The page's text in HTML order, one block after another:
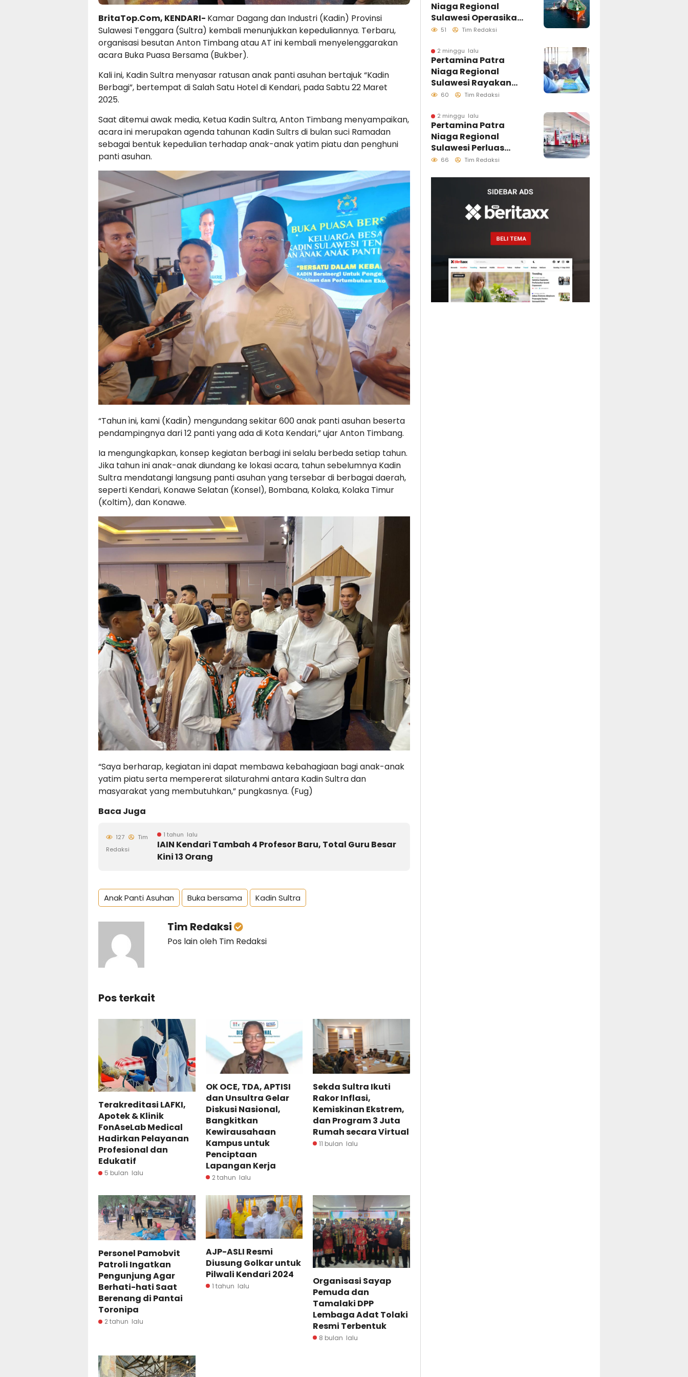
BritaTop.Com, KENDARI- Kamar Dagang dan Industri (Kadin) Provinsi
Sulawesi Tenggara (Sultra) kembali menunjukkan kepeduliannya. Terbaru,
organisasi besutan Anton Timbang atau AT ini kembali menyelenggarakan
acara Buka Puasa Bersama (Bukber).
Kali ini, Kadin Sultra menyasar ratusan anak panti asuhan bertajuk “Kadin
Berbagi”, bertempat di Salah Satu Hotel di Kendari, pada Sabtu 22 Maret
2025.
Saat ditemui awak media, Ketua Kadin Sultra, Anton Timbang menyampaikan,
acara ini merupakan agenda tahunan Kadin Sultrs di bulan suci Ramadan
sebagai bentuk kepedulian terhadap anak-anak yatim piatu dan penghuni
panti asuhan.
“Tahun ini, kami (Kadin) mengundang sekitar 600 anak panti asuhan beserta
pendampingnya dari 12 panti yang ada di Kota Kendari,” ujar Anton Timbang.
Ia mengungkapkan, konsep kegiatan berbagi ini selalu berbeda setiap tahun.
Jika tahun ini anak-anak diundang ke lokasi acara, tahun sebelumnya Kadin
Sultra mendatangi langsung panti asuhan yang tersebar di berbagai daerah,
seperti Kendari, Konawe Selatan (Konsel), Bombana, Kolaka, Kolaka Timur
(Koltim), dan Konawe.
“Saya berharap, kegiatan ini dapat membawa kebahagiaan bagi anak-anak
yatim piatu serta mempererat silaturahmi antara Kadin Sultra dan
masyarakat yang membutuhkan,” pungkasnya. (Fug)
Baca Juga
1 tahun lalu
IAIN Kendari Tambah 4 Profesor Baru, Total Guru Besar
Kini 13 Orang
127
Tim
Redaksi
Anak Panti Asuhan Buka bersama Kadin Sultra
Tim Redaksi
Pos lain oleh Tim Redaksi
Pos terkait
Terakreditasi LAFKI,
Apotek & Klinik
FonAseLab Medical
Hadirkan Pelayanan
Profesional dan
Edukatif
5 bulan lalu
OK OCE, TDA, APTISI
dan Unsultra Gelar
Diskusi Nasional,
Bangkitkan
Kewirausahaan
Kampus untuk
Penciptaan
Lapangan Kerja
2 tahun lalu
Sekda Sultra Ikuti
Rakor Inflasi,
Kemiskinan Ekstrem,
dan Program 3 Juta
Rumah secara Virtual
11 bulan lalu
Personel Pamobvit
Patroli Ingatkan
Pengunjung Agar
Berhati-hati Saat
Berenang di Pantai
Toronipa
2 tahun lalu
AJP-ASLI Resmi
Diusung Golkar untuk
Pilwali Kendari 2024
1 tahun lalu
Organisasi Sayap
Pemuda dan
Tamalaki DPP
Lembaga Adat Tolaki
Resmi Terbentuk
8 bulan lalu
Niaga Regional
Sulawesi Operasikan
Perdana Ship to Ship
Distribusi B50 di
Kawasan Timur
Sulawesi
51 Tim Redaksi
2 minggu lalu
Pertamina Patra
Niaga Regional
Sulawesi Rayakan
Hari Anak Nasional
Pesisir, Ruang
Tumbuh Generasi
Penjaga Pesisir
60 Tim Redaksi
2 minggu lalu
Pertamina Patra
Niaga Regional
Sulawesi Perluas
Penyaluran Biosolar
66 Tim Redaksi